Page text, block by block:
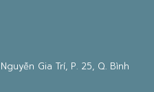
Gia Trí, P. 25, Q. Bình